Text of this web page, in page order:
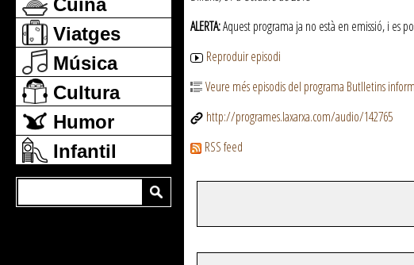
Cuina
Viatges
Música
Cultura
Humor
Infantil
ALERTA:Aquest programa ja no està en emissió, i es
Reproduir episodi
Veure més episodis del programa Butlletins
http://programes.laxarxa.com/audio/142765
RSS feed